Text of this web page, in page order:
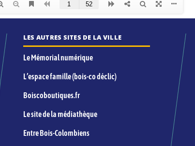
LES AUTRES SITES DE LA VILLE
Le Mémorial numérique
L’espace famille (bois-co déclic)
Boiscoboutiques.fr
Le site de la médiathèque
Entre Bois-Colombiens